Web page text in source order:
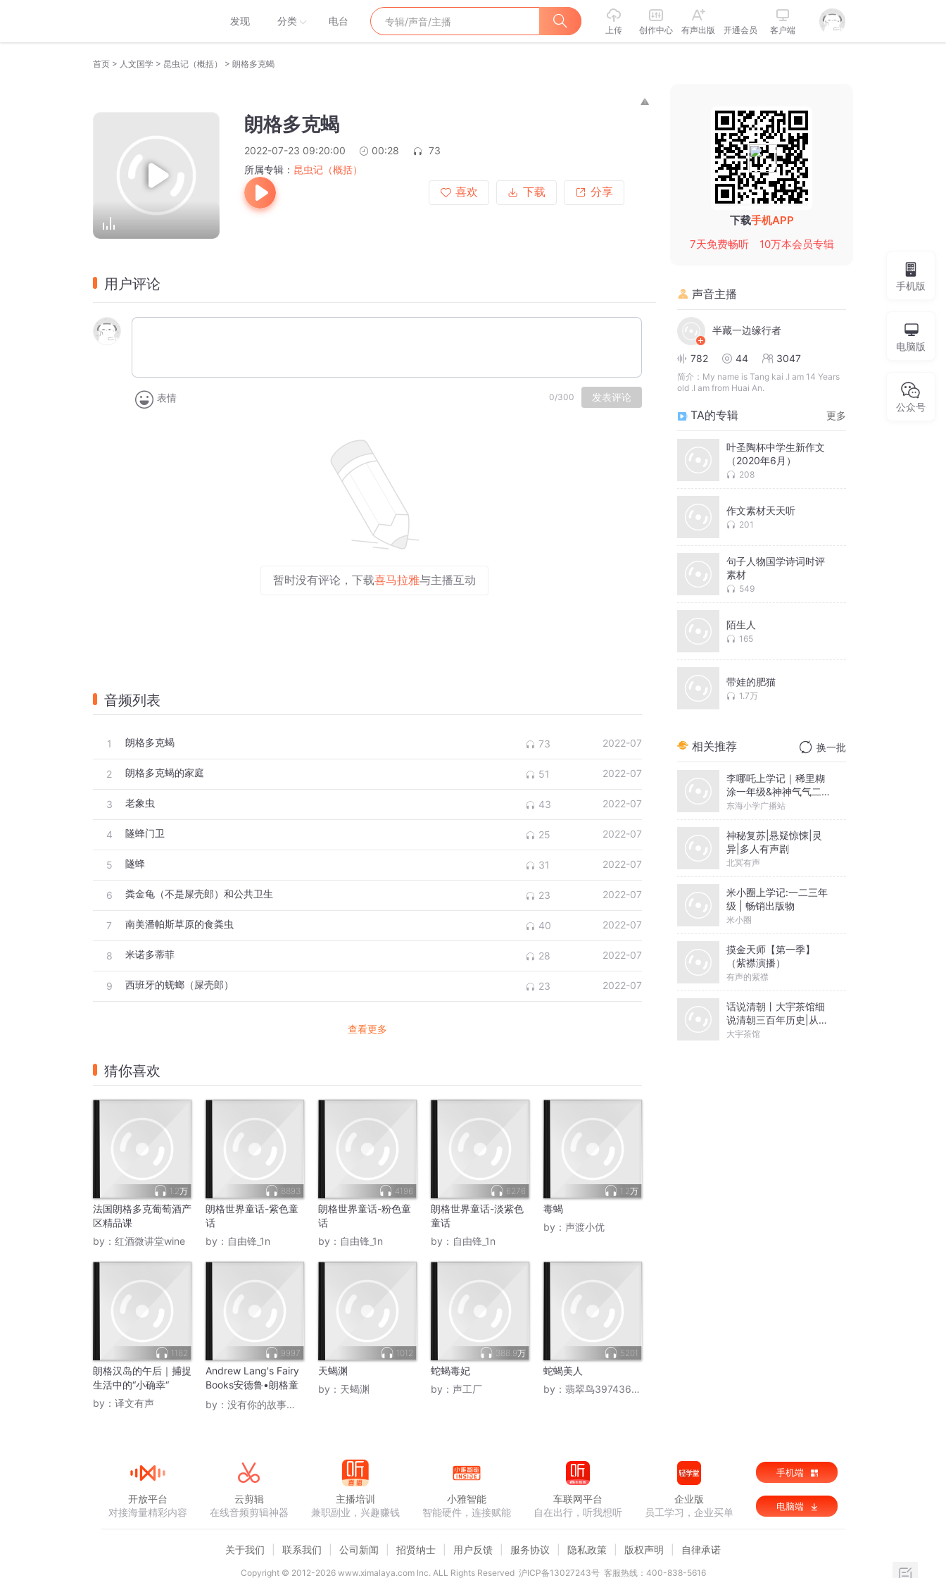
发现 分类 电台
上传 创作中心 有声出版 开通会员 客户端
首页 > 人文国学 > 昆虫记（概括） > 朗格多克蝎
朗格多克蝎
2022-07-23 09:20:00 00:28
73
所属专辑： 昆虫记（概括）
喜欢
下载 分享
用户评论
表情 0/300 发表评论
暂时没有评论，下载喜马拉雅与主播互动
音频列表
1 朗格多克蝎 73 2022-07
2 朗格多克蝎的家庭 51 2022-07
3 老象虫 43 2022-07
4 隧蜂门卫 25 2022-07
5 隧蜂 31 2022-07
6 粪金龟（不是屎壳郎）和公共卫生 23 2022-07
7 南美潘帕斯草原的食粪虫 40 2022-07
8 米诺多蒂菲 28 2022-07
9 西班牙的蜣螂（屎壳郎） 23 2022-07
查看更多
猜你喜欢
1.2万
法国朗格多克葡萄酒产
区精品课
by： 红酒微讲堂wine
8893
朗格世界童话-紫色童
话
by： 自由锋_1n
4196
朗格世界童话-粉色童
话
by： 自由锋_1n
6276
朗格世界童话-淡紫色
童话
by： 自由锋_1n
1.2万
毒蝎
by： 声渡小优
1182
朗格汉岛的午后｜捕捉
生活中的“小确幸“
by： 译文有声
9997
Andrew Lang's Fairy
Books安德鲁•朗格童
话集
by： 没有你的故事你是谁
1012
天蝎渊
by： 天蝎渊
388.9万
蛇蝎毒妃
by： 声工厂
5201
蛇蝎美人
by： 翡翠鸟397436395
下载手机APP
7天免费畅听
10万本会员专辑
声音主播
半藏一边缘行者
782 44 3047
简介： My name is Tang kai .I am 14 Years
old .I am from Huai An.
TA的专辑 更多
叶圣陶杯中学生新作文
（2020年6月）
208
作文素材天天听
201
句子人物国学诗词时评
素材
549
陌生人
165
带娃的肥猫
1.7万
相关推荐 换一批
李哪吒上学记｜稀里糊
涂一年级&神神气气二年
级
东海小学广播站
神秘复苏|悬疑惊悚|灵
异|多人有声剧
北冥有声
米小圈上学记:一二三年
级 | 畅销出版物
米小圈
摸金天师【第一季】
（紫襟演播）
有声的紫襟
话说清朝丨大宇茶馆细
说清朝三百年历史|从努
尔哈赤到末代皇帝溥仪|
大宇茶馆
手机版
电脑版
公众号
开放平台
对接海量精彩内容
云剪辑
在线音频剪辑神器
主播培训
兼职副业，兴趣赚钱
小雅智能
智能硬件，连接赋能
车联网平台
自在出行，听我想听
企业版
员工学习，企业买单
手机端
电脑端
关于我们 联系我们 公司新闻 招贤纳士 用户反馈 服务协议 隐私政策 版权声明 自律承诺
Copyright © 2012-2026www.ximalaya.com lnc. ALL Rights Reserved 沪ICP备13027243号 客服热线：400-838-5616